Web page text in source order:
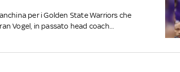
per i Golden State Warriors che
Vogel, in passato head coach...